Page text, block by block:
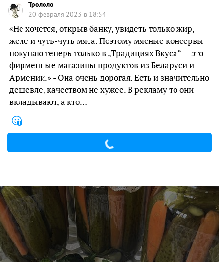
Трололо
20 февраля 2023 в 18:54
«Не хочется, открыв банку, увидеть только жир,
желе и чуть-чуть мяса. Поэтому мясные консервы
покупаю теперь только в „Традициях Вкуса“ — это
фирменные магазины продуктов из Беларуси и
Армении.» - Она очень дорогая. Есть и значительно
дешевле, качеством не хужее. В рекламу то они
вкладывают, а кто…